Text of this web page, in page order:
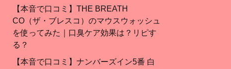
【本音で口コミ】THE BREATH
CO（ザ・ブレスコ）のマウスウォッシュ
を使ってみた｜口臭ケア効果は？リピす
る？
【本音で口コミ】ナンバーズイン5番 白